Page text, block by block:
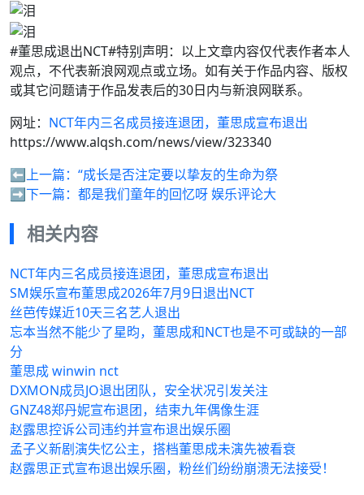
#董思成退出NCT#特别声明：以上文章内容仅代表作者本人
观点，不代表新浪网观点或立场。如有关于作品内容、版权
或其它问题请于作品发表后的30日内与新浪网联系。
网址： NCT年内三名成员接连退团，董思成宣布退出
https://www.alqsh.com/news/view/323340
⬅️上一篇： “成长是否注定要以挚友的生命为祭
➡️下一篇： 都是我们童年的回忆呀 娱乐评论大
相关内容
NCT年内三名成员接连退团，董思成宣布退出
SM娱乐宣布董思成2026年7月9日退出NCT
丝芭传媒近10天三名艺人退出
忘本当然不能少了星昀，董思成和NCT也是不可或缺的一部
分
董思成 winwin nct
DXMON成员JO退出团队，安全状况引发关注
GNZ48郑丹妮宣布退团，结束九年偶像生涯
赵露思控诉公司违约并宣布退出娱乐圈
孟子义新剧演失忆公主，搭档董思成未演先被看衰
赵露思正式宣布退出娱乐圈，粉丝们纷纷崩溃无法接受！